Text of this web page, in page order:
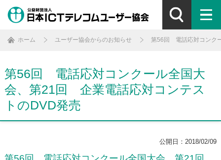
ホーム ユーザー協会からのお知らせ 第56回 電話応対コンク
第56回 電話応対コンクール全国大
会、第21回 企業電話応対コンテス
トのDVD発売
公開日：2018/02/09